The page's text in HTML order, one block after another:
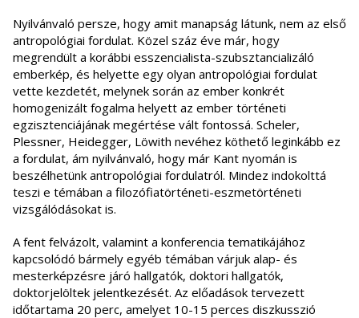
Nyilvánvaló persze, hogy amit manapság látunk, nem az első
antropológiai fordulat. Közel száz éve már, hogy
megrendült a korábbi esszencialista-szubsztancializáló
emberkép, és helyette egy olyan antropológiai fordulat
vette kezdetét, melynek során az ember konkrét
homogenizált fogalma helyett az ember történeti
egzisztenciájának megértése vált fontossá. Scheler,
Plessner, Heidegger, Löwith nevéhez köthető leginkább ez
a fordulat, ám nyilvánvaló, hogy már Kant nyomán is
beszélhetünk antropológiai fordulatról. Mindez indokolttá
teszi e témában a filozófiatörténeti-eszmetörténeti
vizsgálódásokat is.
A fent felvázolt, valamint a konferencia tematikájához
kapcsolódó bármely egyéb témában várjuk alap- és
mesterképzésre járó hallgatók, doktori hallgatók,
doktorjelöltek jelentkezését. Az előadások tervezett
időtartama 20 perc, amelyet 10-15 perces diszkusszió